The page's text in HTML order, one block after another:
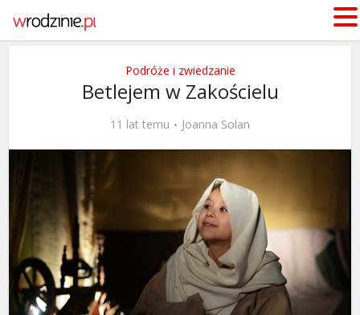
Podróże i zwiedzanie
Betlejem w Zakościelu
11 lat temu Joanna Solan